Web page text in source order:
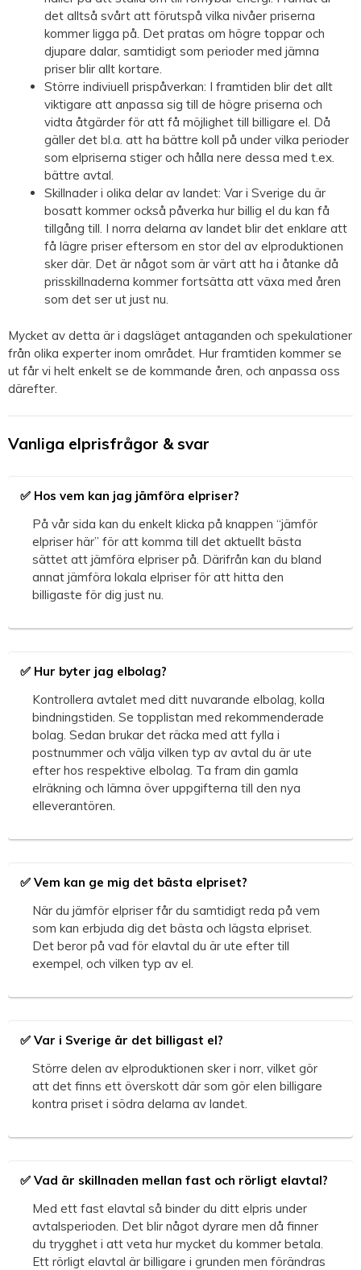
det alltså svårt att förutspå vilka nivåer priserna
kommer ligga på. Det pratas om högre toppar och
djupare dalar, samtidigt som perioder med jämna
priser blir allt kortare.
Större indiviuell prispåverkan: I framtiden blir det allt
viktigare att anpassa sig till de högre priserna och
vidta åtgärder för att få möjlighet till billigare el. Då
gäller det bl.a. att ha bättre koll på under vilka perioder
som elpriserna stiger och hålla nere dessa med t.ex.
bättre avtal.
Skillnader i olika delar av landet: Var i Sverige du är
bosatt kommer också påverka hur billig el du kan få
tillgång till. I norra delarna av landet blir det enklare att
få lägre priser eftersom en stor del av elproduktionen
sker där. Det är något som är värt att ha i åtanke då
prisskillnaderna kommer fortsätta att växa med åren
som det ser ut just nu.
Mycket av detta är i dagsläget antaganden och spekulationer
från olika experter inom området. Hur framtiden kommer se
ut får vi helt enkelt se de kommande åren, och anpassa oss
därefter.
Vanliga elprisfrågor & svar
✅ Hos vem kan jag jämföra elpriser?
På vår sida kan du enkelt klicka på knappen “jämför
elpriser här” för att komma till det aktuellt bästa
sättet att jämföra elpriser på. Därifrån kan du bland
annat jämföra lokala elpriser för att hitta den
billigaste för dig just nu.
✅ Hur byter jag elbolag?
Kontrollera avtalet med ditt nuvarande elbolag, kolla
bindningstiden. Se topplistan med rekommenderade
bolag. Sedan brukar det räcka med att fylla i
postnummer och välja vilken typ av avtal du är ute
efter hos respektive elbolag. Ta fram din gamla
elräkning och lämna över uppgifterna till den nya
elleverantören.
✅ Vem kan ge mig det bästa elpriset?
När du jämför elpriser får du samtidigt reda på vem
som kan erbjuda dig det bästa och lägsta elpriset.
Det beror på vad för elavtal du är ute efter till
exempel, och vilken typ av el.
✅ Var i Sverige är det billigast el?
Större delen av elproduktionen sker i norr, vilket gör
att det finns ett överskott där som gör elen billigare
kontra priset i södra delarna av landet.
✅ Vad är skillnaden mellan fast och rörligt elavtal?
Med ett fast elavtal så binder du ditt elpris under
avtalsperioden. Det blir något dyrare men då finner
du trygghet i att veta hur mycket du kommer betala.
Ett rörligt elavtal är billigare i grunden men förändras